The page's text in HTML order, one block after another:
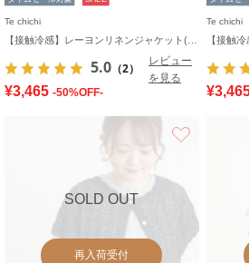
Te chichi
5.0 （2）
レビュー
を見る
¥3,465 -50%OFF-
Te chichi
SOLD OUT
再入荷受付